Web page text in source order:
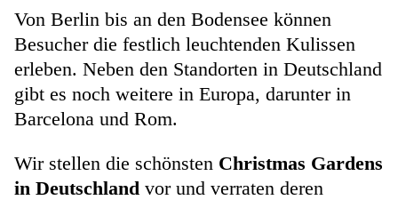
Von Berlin bis an den Bodensee können
Besucher die festlich leuchtenden Kulissen
erleben. Neben den Standorten in Deutschland
gibt es noch weitere in Europa, darunter in
Barcelona und Rom.
Wir stellen die schönsten Christmas Gardens
in Deutschland vor und verraten deren